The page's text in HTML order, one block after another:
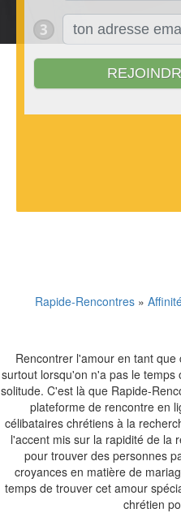
Rapide-Rencontres »
Rencontrer l'amour en tant
surtout lorsqu'on n'a pas le
solitude. C'est là que Rapide-
plateforme de rencontre en
célibataires chrétiens à la
l'accent mis sur la rapidité de la
pour trouver des personnes
croyances en matière de
temps de trouver cet amour
chrétien